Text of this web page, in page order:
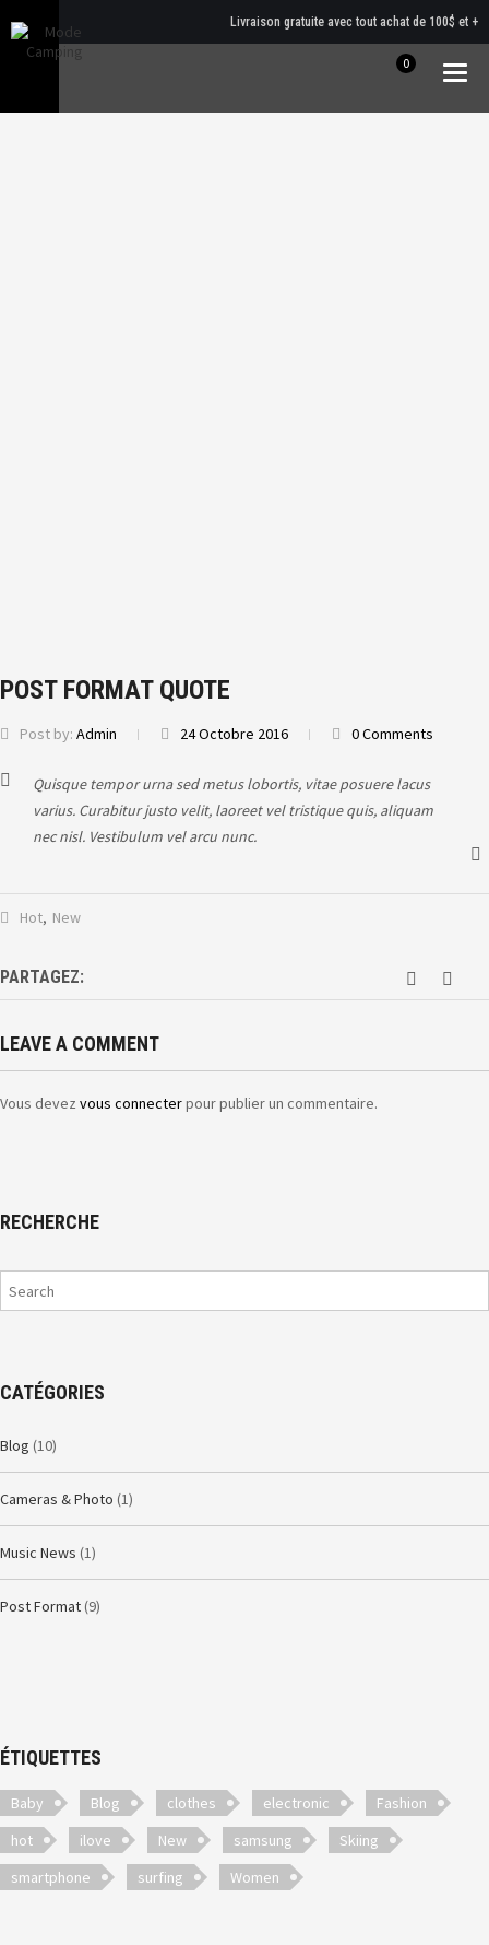
Livraison gratuite avec tout achat de 100$ et +
0
POST FORMAT QUOTE
Post by: Admin 24 Octobre 2016 0 Comments
Quisque tempor urna sed metus lobortis, vitae posuere lacus
varius. Curabitur justo velit, laoreet vel tristique quis, aliquam
nec nisl. Vestibulum vel arcu nunc.
Hot, New
PARTAGEZ:
LEAVE A COMMENT
Vous devez vous connecterpour publier un commentaire.
RECHERCHE
CATÉGORIES
Blog (10)
Cameras & Photo (1)
Music News (1)
Post Format (9)
ÉTIQUETTES
Baby Blog clothes electronic
Fashion
hot
ilove New samsung
Skiing
smartphone
surfing Women